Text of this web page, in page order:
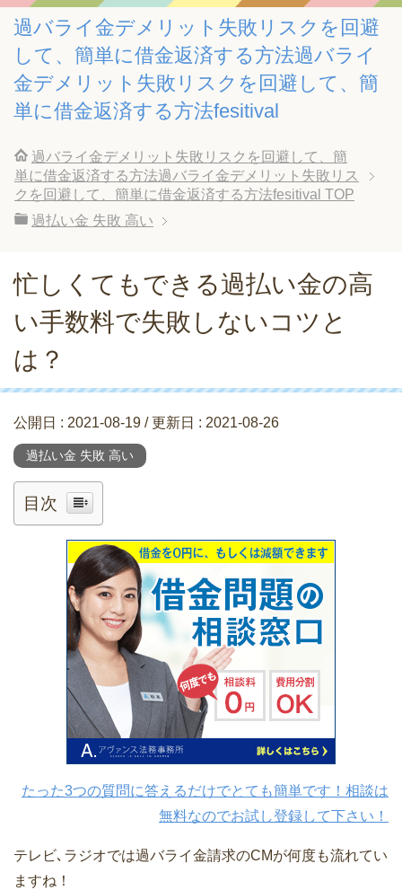
過バライ金デメリット失敗リスクを回避
して、簡単に借金返済する方法過バライ
金デメリット失敗リスクを回避して、簡
単に借金返済する方法fesitival
過バライ金デメリット失敗リスクを回避して、簡
単に借金返済する方法過バライ金デメリット失敗リス
クを回避して、簡単に借金返済する方法fesitival TOP
過払い金 失敗 高い
忙しくてもできる過払い金の高
い手数料で失敗しないコツと
は？
公開日 : 2021-08-19 / 更新日 : 2021-08-26
過払い金 失敗 高い
目次
たった3つの質問に答えるだけでとても簡単です！相談は
無料なのでお試し登録して下さい！
テレビ､ラジオでは過バライ金請求のCMが何度も流れてい
ますね！